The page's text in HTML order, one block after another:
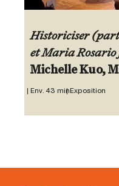
Historiciser
et Maria Rosario
Michelle Kuo,
Env. 43 min Exposition